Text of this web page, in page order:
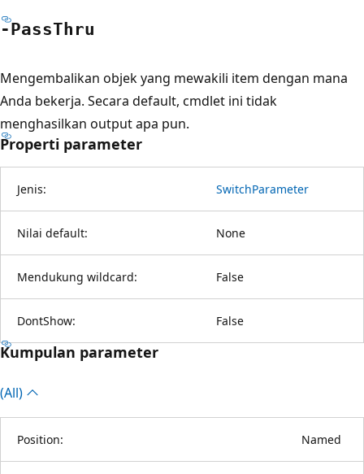
-PassThru
Mengembalikan objek yang mewakili item dengan mana
Anda bekerja. Secara default, cmdlet ini tidak
menghasilkan output apa pun.
Properti parameter
Jenis: SwitchParameter
Nilai default: None
Mendukung wildcard: False
DontShow: False
Kumpulan parameter
(All)
Position: Named